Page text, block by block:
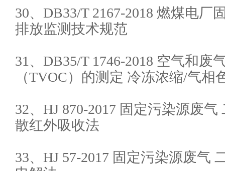
30、DB33/T 2167-2018 燃煤电厂
排放监测技术规范
31、DB35/T 1746-2018 空气和废
（TVOC）的测定 冷冻浓缩/气相
32、HJ 870-2017 固定污染源废
散红外吸收法
33、HJ 57-2017 固定污染源废气